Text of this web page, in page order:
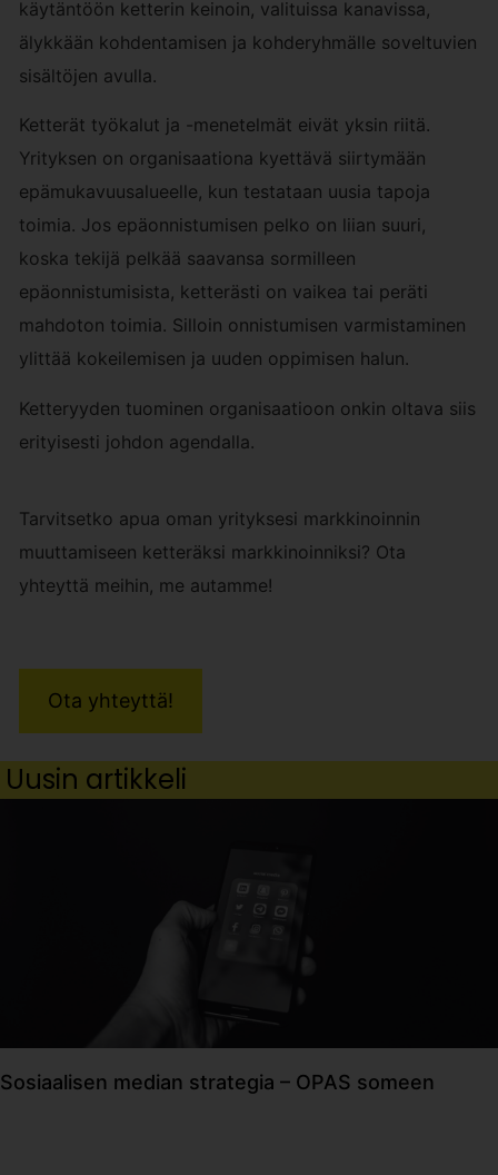
käytäntöön ketterin keinoin, valituissa kanavissa,
älykkään kohdentamisen ja kohderyhmälle soveltuvien
sisältöjen avulla.
Ketterät työkalut ja -menetelmät eivät yksin riitä.
Yrityksen on organisaationa kyettävä siirtymään
epämukavuusalueelle, kun testataan uusia tapoja
toimia. Jos epäonnistumisen pelko on liian suuri,
koska tekijä pelkää saavansa sormilleen
epäonnistumisista, ketterästi on vaikea tai peräti
mahdoton toimia. Silloin onnistumisen varmistaminen
ylittää kokeilemisen ja uuden oppimisen halun.
Ketteryyden tuominen organisaatioon onkin oltava siis
erityisesti johdon agendalla.
Tarvitsetko apua oman yrityksesi markkinoinnin
muuttamiseen ketteräksi markkinoinniksi? Ota
yhteyttä meihin, me autamme!
Ota yhteyttä!
Uusin artikkeli
Sosiaalisen median strategia – OPAS someen